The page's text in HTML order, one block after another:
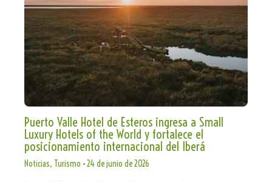
Puerto Valle Hotel de Esteros ingresa a Small
Luxury Hotels of the World y fortalece el
posicionamiento internacional del Iberá
Noticias, Turismo •24 de junio de 2026